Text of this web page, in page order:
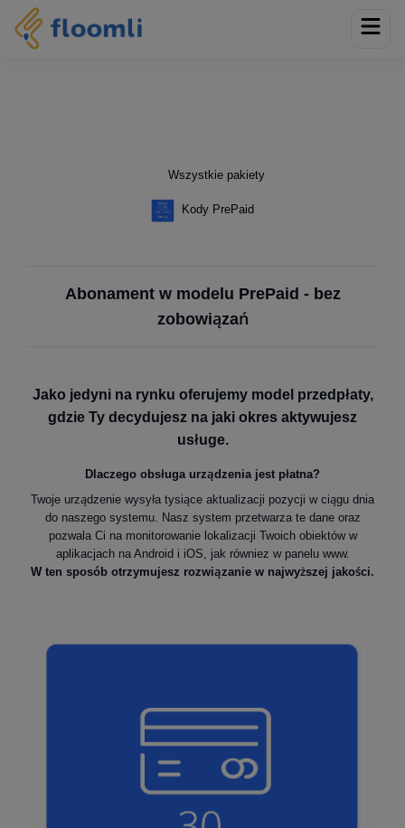
Wszystkie pakiety
Kody PrePaid
Abonament w modelu PrePaid - bez
zobowiązań
Jako jedyni na rynku oferujemy model przedpłaty,
gdzie Ty decydujesz na jaki okres aktywujesz
usługe.
Dlaczego obsługa urządzenia jest płatna?
Twoje urządzenie wysyła tysiące aktualizacji pozycji w ciągu dnia
do naszego systemu. Nasz system przetwarza te dane oraz
pozwala Ci na monitorowanie lokalizacji Twoich obiektów w
aplikacjach na Android i iOS, jak równiez w panelu www.
W ten sposób otrzymujesz rozwiązanie w najwyższej jakości.